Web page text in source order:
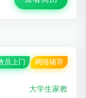
员上门 网络辅导
大学生家教